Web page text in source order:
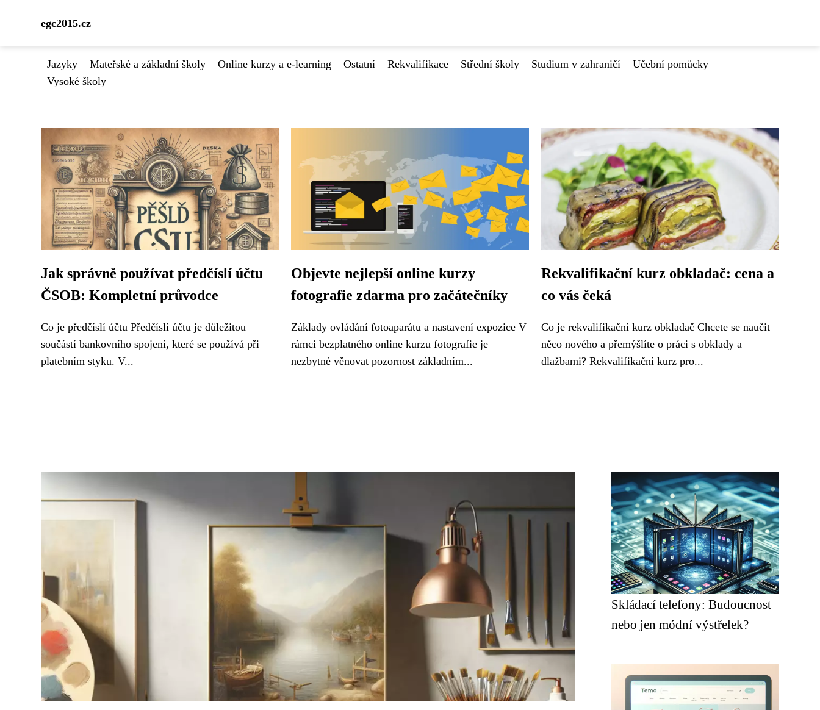
egc2015.cz
Jazyky Mateřské a základní školy Online kurzy a e-learning Ostatní Rekvalifikace Střední školy Studium v zahraničí
Učební pomůcky
Vysoké školy
Jak správně používat předčíslí účtu
ČSOB: Kompletní průvodce
Co je předčíslí účtu Předčíslí účtu je důležitou
součástí bankovního spojení, které se používá při
platebním styku. V...
Objevte nejlepší online kurzy
fotografie zdarma pro začátečníky
Základy ovládání fotoaparátu a nastavení expozice V
rámci bezplatného online kurzu fotografie je
nezbytné věnovat pozornost základním...
Rekvalifikační kurz obkladač: cena a
co vás čeká
Co je rekvalifikační kurz obkladač Chcete se naučit
něco nového a přemýšlíte o práci s obklady a
dlažbami? Rekvalifikační kurz pro...
Skládací telefony: Budoucnost
nebo jen módní výstřelek?